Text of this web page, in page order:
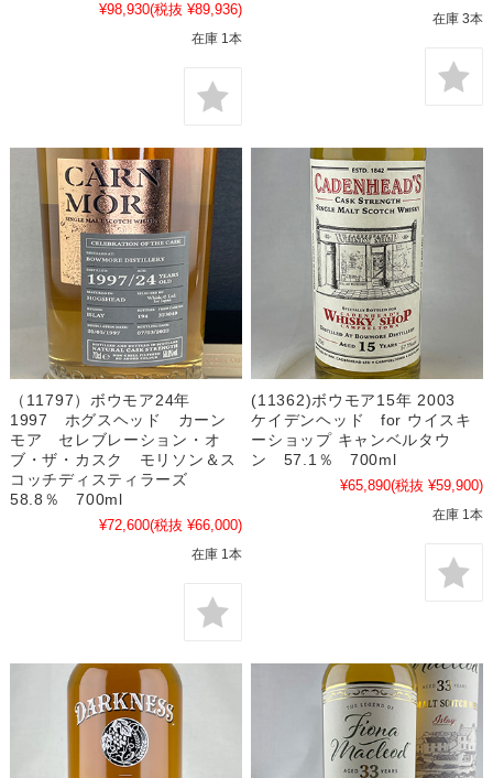
¥98,930(税抜 ¥89,936)
在庫 1本
在庫 3本
（11797）ボウモア24年
1997 ホグスヘッド カーン
モア セレブレーション・オ
ブ・ザ・カスク モリソン＆ス
コッチディスティラーズ
58.8％ 700ml
¥72,600(税抜 ¥66,000)
在庫 1本
(11362)ボウモア15年 2003
ケイデンヘッド for ウイスキ
ーショップ キャンベルタウ
ン 57.1％ 700ml
¥65,890(税抜 ¥59,900)
在庫 1本